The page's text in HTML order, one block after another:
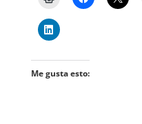
Me gusta esto: